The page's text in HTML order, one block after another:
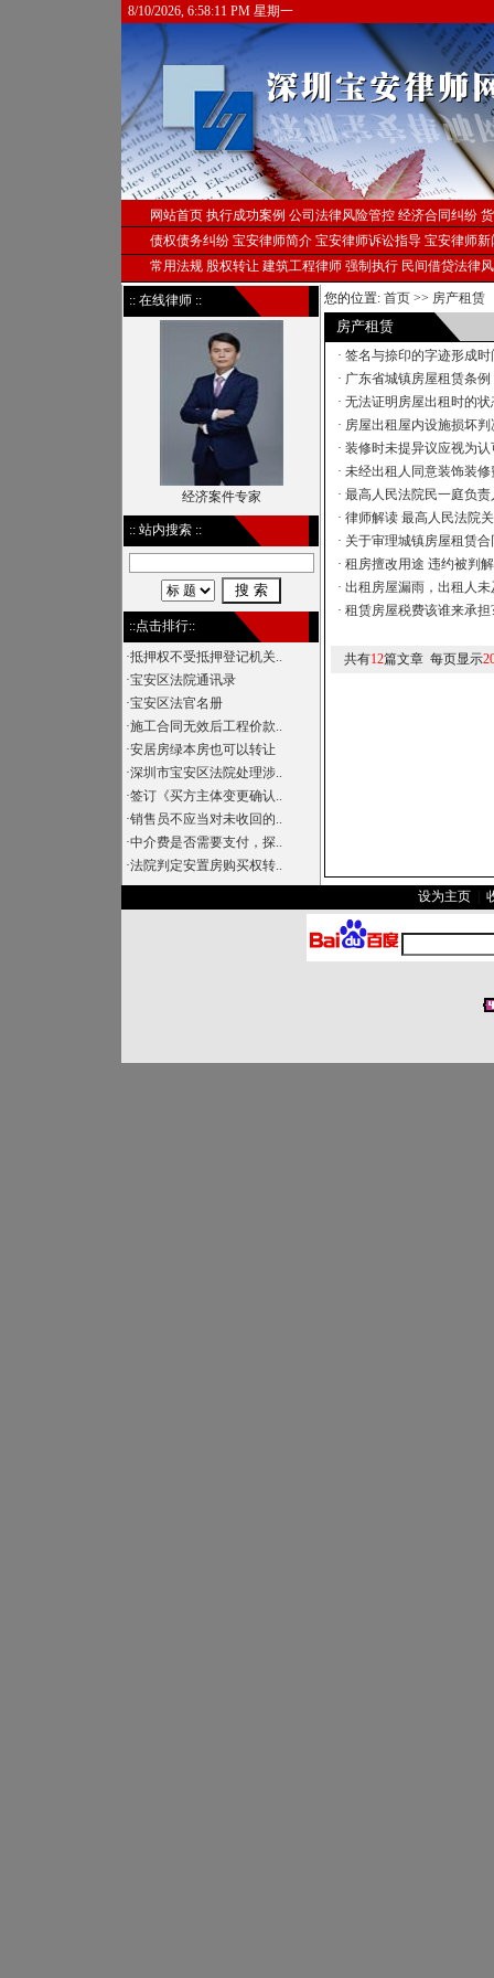
8/10/2026, 6:58:11 PM 星期一
网站首页 执行成功案例 公司法律风险管控 经济合同纠纷
债权债务纠纷 宝安律师简介 宝安律师诉讼指导 宝安律师新
常用法规 股权转让 建筑工程律师 强制执行 民间借贷法律
:: 在线律师 ::
经济案件专家
:: 站内搜索 ::
::点击排行::
·抵押权不受抵押登记机关..
·宝安区法院通讯录
·宝安区法官名册
·施工合同无效后工程价款..
·安居房绿本房也可以转让
·深圳市宝安区法院处理涉..
·签订《买方主体变更确认..
·销售员不应当对未收回的..
·中介费是否需要支付，探..
·法院判定安置房购买权转..
您的位置: 首页 >> 房产租赁
房产租赁
· 签名与捺印的字迹形成
· 广东省城镇房屋租赁条例
· 无法证明房屋出租时的
· 房屋出租屋内设施损坏
· 装修时未提异议应视为认
· 未经出租人同意装饰装
· 最高人民法院民一庭负
· 律师解读 最高人民法院
· 关于审理城镇房屋租赁
· 租房擅改用途 违约被判
· 出租房屋漏雨，出租人
· 租赁房屋税费该谁来承担
共有12篇文章 每页显示
设为主页